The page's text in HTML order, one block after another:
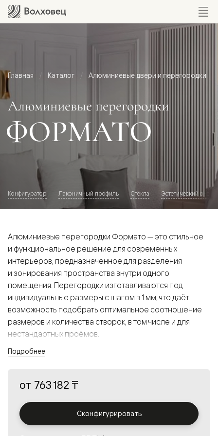
Главная Каталог Алюминиевые двери и перегородки
Алюминиевые перегородки
ФОРМАТО
Конфигуратор Лаконичный профиль Стёкла Эстетический
Алюминиевые перегородки Формато — это стильное
и функциональное решение для современных
интерьеров, предназначенное для разделения
и зонирования пространства внутри одного
помещения. Перегородки изготавливаются под
индивидуальные размеры с шагом в 1 мм, что даёт
возможность подобрать оптимальное соотношение
размеров и количества створок, в том числе и для
нестандартных проёмов.
а большой выбор вставок из стекла с различными
решения в интерьере и варьировать освещённость.
Подробнее
от 763 182 ₸
Сконфигурировать